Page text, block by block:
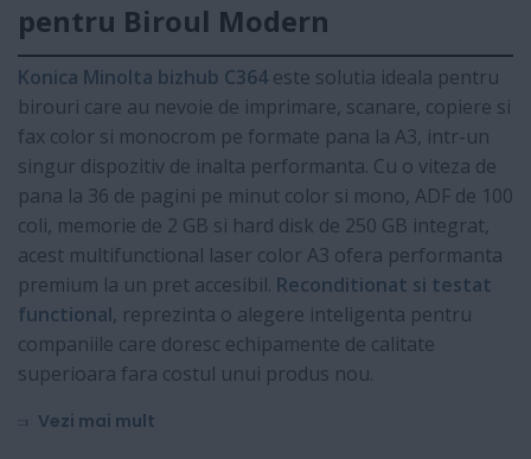
pentru Biroul Modern
Konica Minolta bizhub C364este solutia ideala pentru
birouri care au nevoie de imprimare, scanare, copiere si
fax color si monocrom pe formate pana la A3, intr-un
singur dispozitiv de inalta performanta. Cu o viteza de
pana la 36 de pagini pe minut color si mono, ADF de 100
coli, memorie de 2 GB si hard disk de 250 GB integrat,
acest multifunctional laser color A3 ofera performanta
premium la un pret accesibil. Reconditionat si testat
functional, reprezinta o alegere inteligenta pentru
companiile care doresc echipamente de calitate
superioara fara costul unui produs nou.
Vezi mai mult